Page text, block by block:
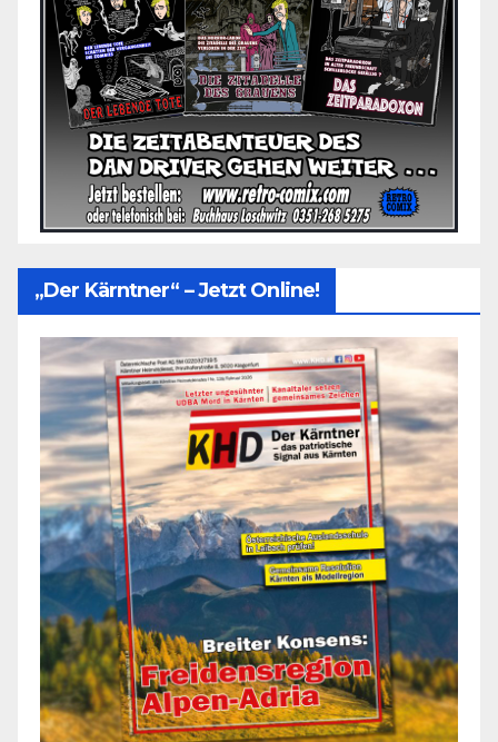
„Der Kärntner“ – Jetzt Online!